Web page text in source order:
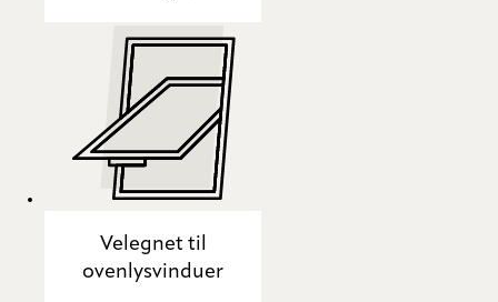
Velegnet til
ovenlysvinduer